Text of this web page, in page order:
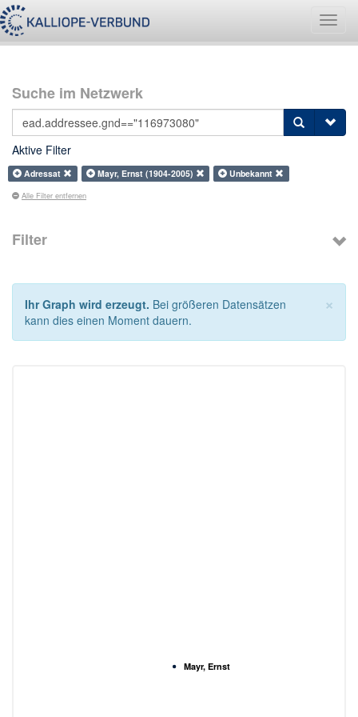
Suche im Netzwerk
Aktive Filter
Adressat Mayr, Ernst (1904-2005) Unbekannt
Alle Filter entfernen
Filter
×
Ihr Graph wird erzeugt. Bei größeren Datensätzen
kann dies einen Moment dauern.
Mayr, Ernst